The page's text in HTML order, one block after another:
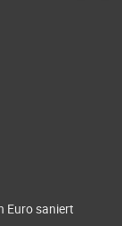
Euro saniert